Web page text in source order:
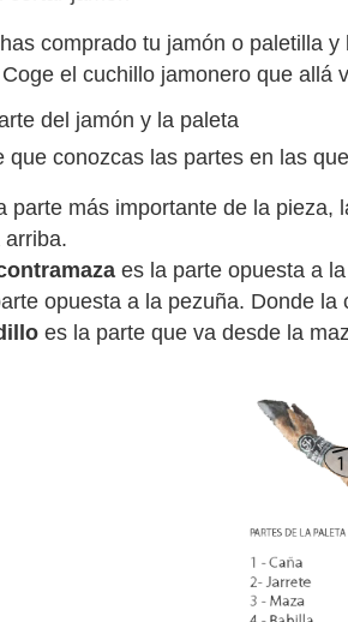
comprado tu jamón o paletilla
el cuchillo jamonero que allá
del jamón y la paleta
que conozcas las partes en las
parte más importante de la pieza,
arriba.
es la parte opuesta a
opuesta a la pezuña. Donde
es la parte que va desde la